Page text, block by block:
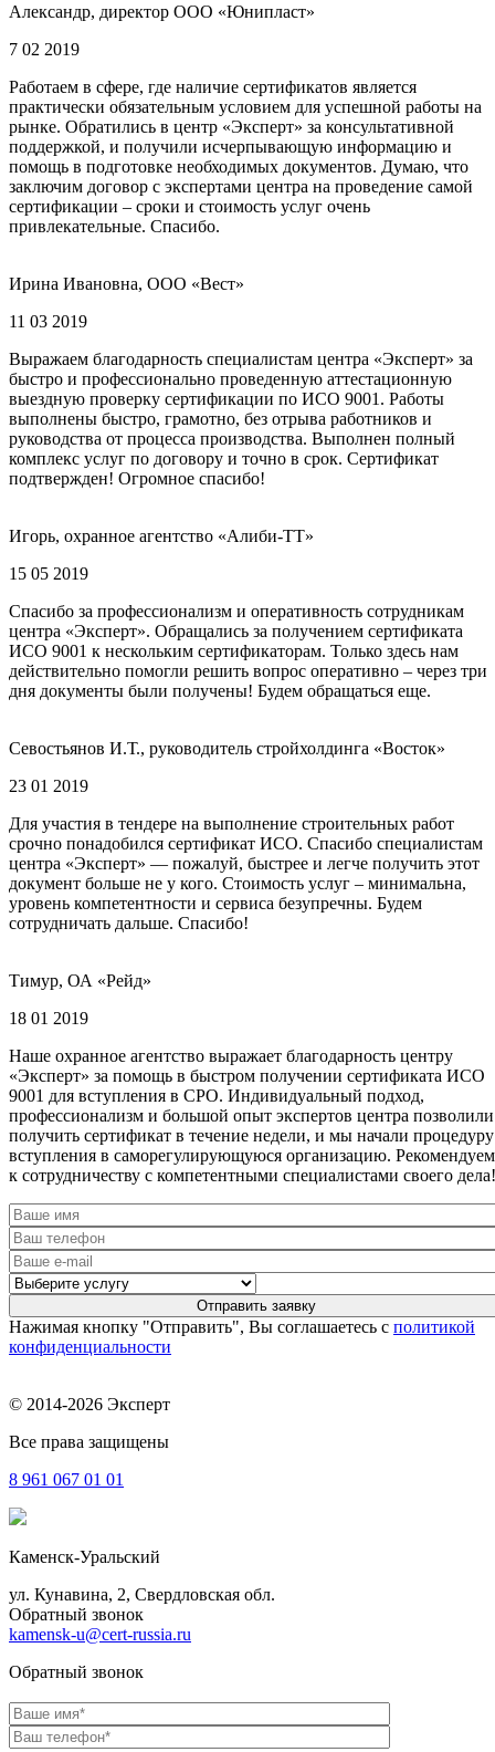
Александр, директор ООО «Юнипласт»
7 02 2019
Работаем в сфере, где наличие сертификатов является
практически обязательным условием для успешной работы на
рынке. Обратились в центр «Эксперт» за консультативной
поддержкой, и получили исчерпывающую информацию и
помощь в подготовке необходимых документов. Думаю, что
заключим договор с экспертами центра на проведение самой
сертификации – сроки и стоимость услуг очень
привлекательные. Спасибо.
Ирина Ивановна, ООО «Вест»
11 03 2019
Выражаем благодарность специалистам центра «Эксперт» за
быстро и профессионально проведенную аттестационную
выездную проверку сертификации по ИСО 9001. Работы
выполнены быстро, грамотно, без отрыва работников и
руководства от процесса производства. Выполнен полный
комплекс услуг по договору и точно в срок. Сертификат
подтвержден! Огромное спасибо!
Игорь, охранное агентство «Алиби-ТТ»
15 05 2019
Спасибо за профессионализм и оперативность сотрудникам
центра «Эксперт». Обращались за получением сертификата
ИСО 9001 к нескольким сертификаторам. Только здесь нам
действительно помогли решить вопрос оперативно – через три
дня документы были получены! Будем обращаться еще.
Севостьянов И.Т., руководитель стройхолдинга «Восток»
23 01 2019
Для участия в тендере на выполнение строительных работ
срочно понадобился сертификат ИСО. Спасибо специалистам
центра «Эксперт» — пожалуй, быстрее и легче получить этот
документ больше не у кого. Стоимость услуг – минимальна,
уровень компетентности и сервиса безупречны. Будем
сотрудничать дальше. Спасибо!
Тимур, ОА «Рейд»
18 01 2019
Наше охранное агентство выражает благодарность центру
«Эксперт» за помощь в быстром получении сертификата ИСО
9001 для вступления в СРО. Индивидуальный подход,
профессионализм и большой опыт экспертов центра позволили
получить сертификат в течение недели, и мы начали процедуру
вступления в саморегулирующуюся организацию. Рекомендуем
к сотрудничеству с компетентными специалистами своего дела!
Нажимая кнопку "Отправить", Вы соглашаетесь с политикой
конфиденциальности
© 2014-2026 Эксперт
Все права защищены
8 961 067 01 01
Каменск-Уральский
ул. Кунавина, 2, Свердловская обл.
Обратный звонок
kamensk-u@cert-russia.ru
Обратный звонок